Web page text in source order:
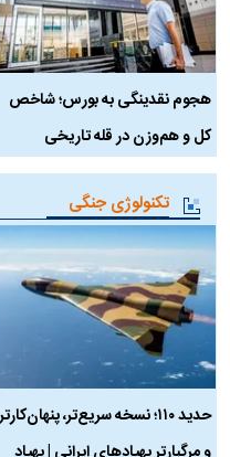
هجوم نقدینگی به بورس؛ شاخص
کل و هم‌وزن در قله تاریخی
تکنولوژی جنگی
حدید ۱۱۰؛ نسخه سریع‌تر،